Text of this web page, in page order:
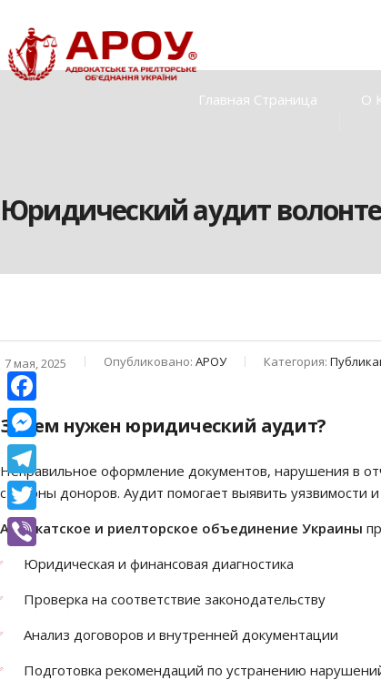
Главная Страница О
Юридический аудит
7 мая, 2025 Опубликовано: АРОУ Категория:
Зачем нужен юридический аудит?
Неправильное оформление документов, нарушения в
стороны доноров. Аудит помогает выявить уязвимости и
Адвокатское и риелторское объединение Украины
Юридическая и финансовая диагностика
Проверка на соответствие законодательству
Анализ договоров и внутренней документации
Подготовка рекомендаций по устранению
Facebook
Messenger
Telegram
Twitter
Viber